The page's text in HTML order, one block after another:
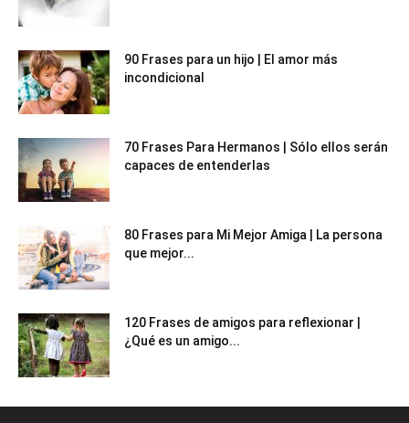
90 Frases para un hijo | El amor más
incondicional
70 Frases Para Hermanos | Sólo ellos serán
capaces de entenderlas
80 Frases para Mi Mejor Amiga | La persona
que mejor...
120 Frases de amigos para reflexionar |
¿Qué es un amigo...